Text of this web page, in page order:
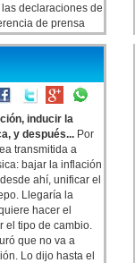
declaraciones de
de prensa
semanas de
y el paralelo y
a Milei,
inducir la
y después... Por
transmitida a
bajar la inflación
ahí, unificar el
Llegaría la
hacer el
el tipo de cambio.
que no va a
Lo dijo hasta el